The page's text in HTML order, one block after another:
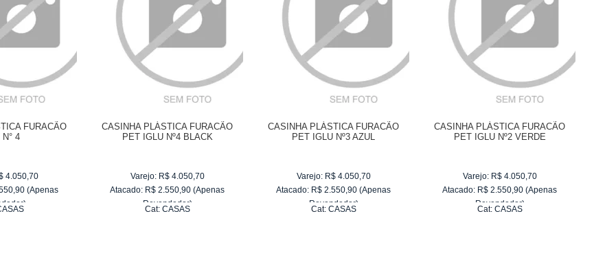
FURACÃO
N° 4
4.050,70
(Apenas
CASINHA PLÁSTICA FURACÃO
PET IGLU Nº4 BLACK
Varejo: R$ 4.050,70
Atacado: R$ 2.550,90 (Apenas
Revendedor)
Cat: CASAS
CASINHA PLÁSTICA FURACÃO
PET IGLU Nº3 AZUL
Varejo: R$ 4.050,70
Atacado: R$ 2.550,90 (Apenas
Revendedor)
Cat: CASAS
CASINHA PLÁSTICA FURACÃO
PET IGLU Nº2 VERDE
Varejo: R$ 4.050,70
Atacado: R$ 2.550,90 (Apenas
Revendedor)
Cat: CASAS